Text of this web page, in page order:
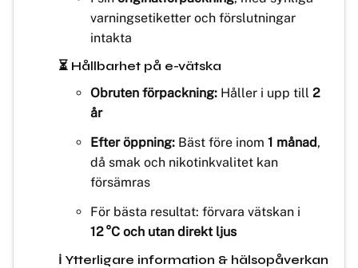
varningsetiketter och förslutningar
intakta
⏳ Hållbarhet på e-vätska
Obruten förpackning: Håller i upp till 2
år
Efter öppning: Bäst före inom 1 månad,
då smak och nikotinkvalitet kan
försämras
För bästa resultat: förvara vätskan i
12 °C och utan direkt ljus
ℹ️ Ytterligare information & hälsopåverkan